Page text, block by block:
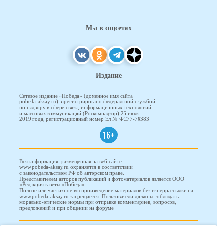
Мы в соцсетях
Издание
Сетевое издание «Победа» (доменное имя сайта
pobeda-aksay.ru) зарегистрировано федеральной службой
по надзору в сфере связи, информационных технологий
и массовых коммуникаций (Роскомнадзор) 26 июля
2019 года, регистрационный номер Эл № ФС77-76383
16+
Вся информация, размещенная на веб-сайте
www.pobeda-aksay.ru охраняется в соответствии
с законодательством РФ об авторском праве.
Представителем авторов публикаций и фотоматериалов является ООО
«Редакция газеты «Победа».
Полное или частичное воспроизведение материалов без гиперрассылки на
www.pobeda-aksay.ru запрещается. Пользователи должны соблюдать
морально-этические нормы при отправке комментариев, вопросов,
предложений и при общении на форуме